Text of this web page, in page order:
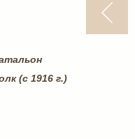
(с 1916 г.)